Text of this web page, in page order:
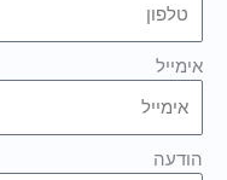
אימייל
הודעה